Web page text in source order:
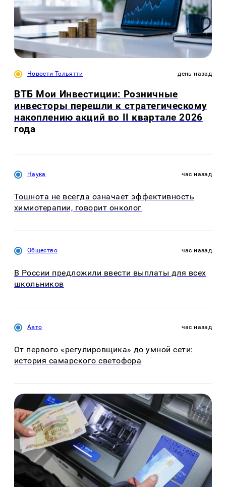
Новости Тольятти день назад
ВТБ Мои Инвестиции: Розничные
инвесторы перешли к стратегическому
накоплению акций во II квартале 2026
года
Наука час назад
Тошнота не всегда означает эффективность
химиотерапии, говорит онколог
Общество час назад
В России предложили ввести выплаты для всех
школьников
Авто час назад
От первого «регулировщика» до умной сети:
история самарского светофора